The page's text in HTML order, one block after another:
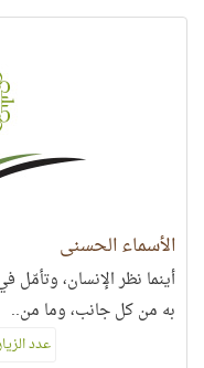
الأسماء الحسنى
أينما نظر الإنسان،
به من كل جانب، وما من..
عدد